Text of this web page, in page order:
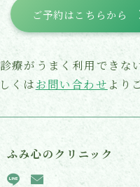
ご予約はこちらから
療がうまく利用できな
くはお問い合わせ より
ふみ心のクリニック